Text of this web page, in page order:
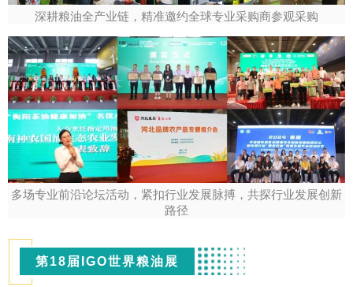
深耕粮油全产业链，精准邀约全球专业采购商参观采购
多场专业前沿论坛活动，紧扣行业发展脉搏，共探行业发展创新
路径
第18届IGO世界粮油展